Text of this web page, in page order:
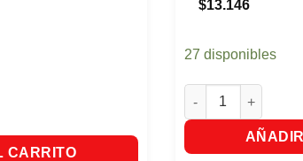
Termoprotector x 12 Sobres cantidad
CARRITO
$13.146
27 disponibles
Crema Corporal